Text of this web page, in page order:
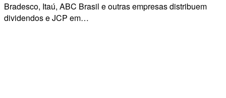
Bradesco, Itaú, ABC Brasil e outras empresas distribuem
dividendos e JCP em…